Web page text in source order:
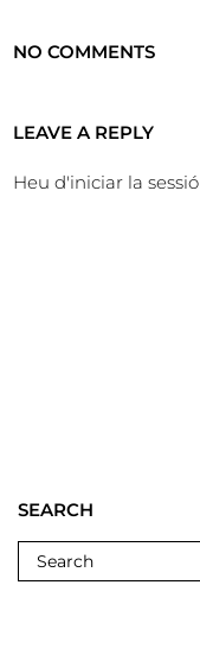
NO COMMENTS
LEAVE A REPLY
Heu d'iniciar la sessió
SEARCH